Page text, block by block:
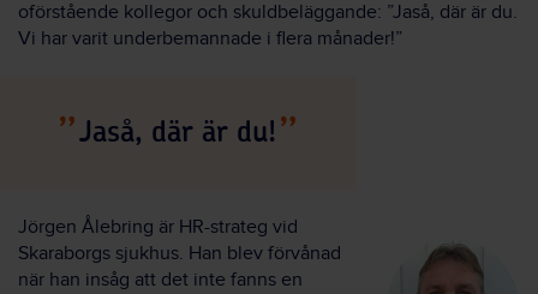
oförstående kollegor och skuldbeläggande: ”Jaså, där är du.
Vi har varit underbemannade i flera månader!”
Jaså, där är du!
Jörgen Ålebring är HR-strateg vid
Skaraborgs sjukhus. Han blev förvånad
när han insåg att det inte fanns en